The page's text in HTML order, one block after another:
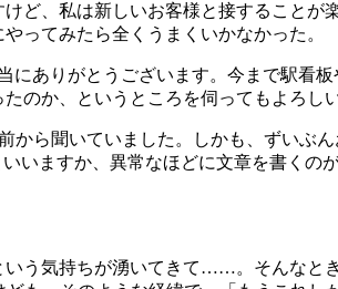
ど、私は新しいお客様と接することが
ってみたら全くうまくいかなかった。
ありがとうございます。今まで駅看
のか、というところを伺ってもよろし
ら聞いていました。しかも、ずいぶ
いますか、異常なほどに文章を書くの
う気持ちが湧いてきて……。そんなと